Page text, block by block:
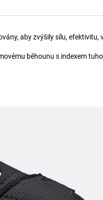
aby zvýšily sílu,
běhounu s indexem